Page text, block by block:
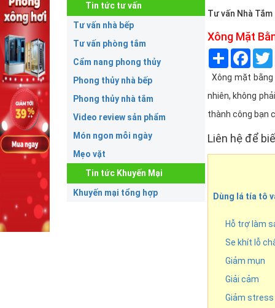
Tin tức tư vấn
Tư vấn nhà bếp
Tư vấn phòng tắm
Cẩm nang phong thủy
Phong thủy nhà bếp
Phong thủy nhà tắm
Video review sản phẩm
Món ngon mỗi ngày
Mẹo vặt
Tin tức Khuyến Mại
Khuyến mại tổng hợp
Tư vấn Nhà Tắm
Xông Mặt
Share
Xông mặt
nhiên, không
thành công bạn
Liên hệ để
Dùng lá tía tô
Hỗ trợ làm
Se khít lỗ
Giảm mụn
Giải cảm
Giảm stress